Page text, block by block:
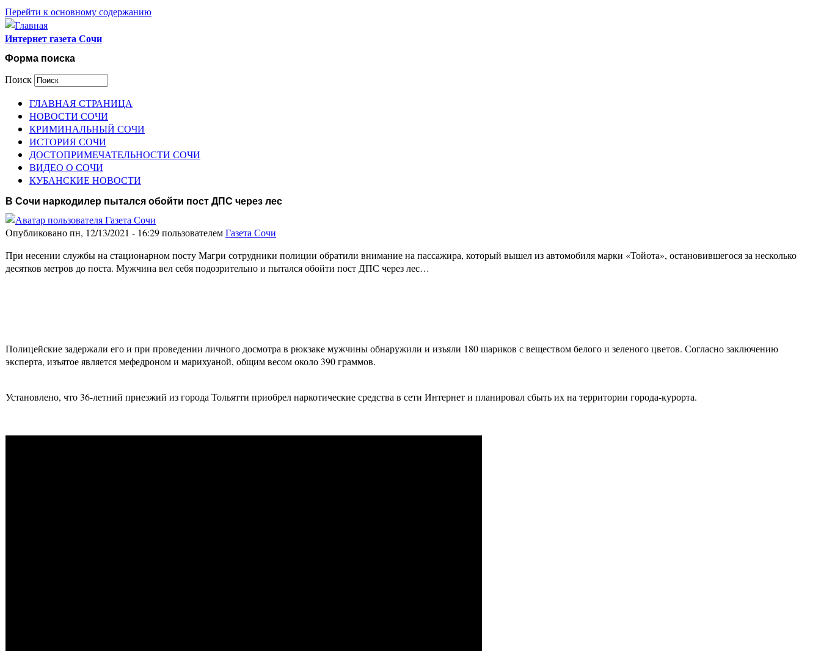
Перейти к основному содержанию
Интернет газета Сочи
Форма поиска
Поиск
ГЛАВНАЯ СТРАНИЦА
НОВОСТИ СОЧИ
КРИМИНАЛЬНЫЙ СОЧИ
ИСТОРИЯ СОЧИ
ДОСТОПРИМЕЧАТЕЛЬНОСТИ СОЧИ
ВИДЕО О СОЧИ
КУБАНСКИЕ НОВОСТИ
В Сочи наркодилер пытался обойти пост ДПС через лес
Опубликовано пн, 12/13/2021 - 16:29 пользователемГазета Сочи
При несении службы на стационарном посту Магри сотрудники полиции обратили внимание на пассажира, который вышел из автомобиля марки «Тойота», остановившегося за несколько
десятков метров до поста. Мужчина вел себя подозрительно и пытался обойти пост ДПС через лес…
Полицейские задержали его и при проведении личного досмотра в рюкзаке мужчины обнаружили и изъяли 180 шариков с веществом белого и зеленого цветов. Согласно заключению
эксперта, изъятое является мефедроном и марихуаной, общим весом около 390 граммов.
Установлено, что 36-летний приезжий из города Тольятти приобрел наркотические средства в сети Интернет и планировал сбыть их на территории города-курорта.